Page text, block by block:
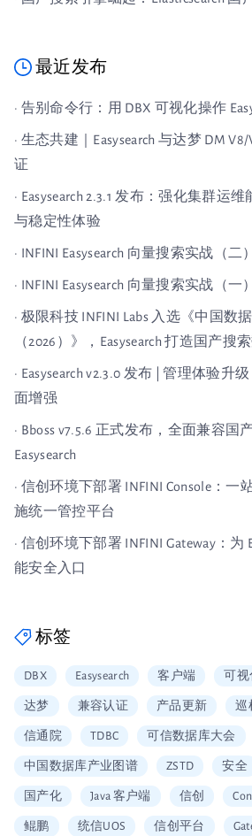
最近发布
· 告别命令行：用 DBX 可视化操作
· 生态共建｜Easysearch 与达梦 DM
证
· Easysearch 2.3.1 发布：强化集群运
与稳定性体验
· INFINI Easysearch 向量搜索实战（二）
· INFINI Easysearch 向量搜索实战（一）
· 极限科技 INFINI Labs 入选《中国数
（2026）》，Easysearch 打造国产搜
· Easysearch v2.3.0 发布 | 管理体验升
面增强
· Bboss v7.5.6 正式发布，全面兼容国
Easysearch
· 信创环境下部署 INFINI Console：一
施统一管控平台
· 信创环境下部署 INFINI Gateway：为
能安全入口
标签
DBX Easysearch 客户端 可视
达梦 兼容认证 产品更新 巡
信通院 TDBC 可信数据库大会
中国数据库产业图谱 ZSTD 安全
国产化 Java 客户端 信创
鲲鹏 统信UOS 信创平台